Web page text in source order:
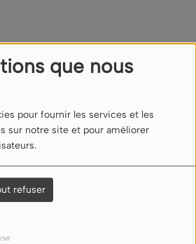
que nous
pour fournir les services et les
sur notre site et pour améliorer
refuser
de singe
CONNECTER